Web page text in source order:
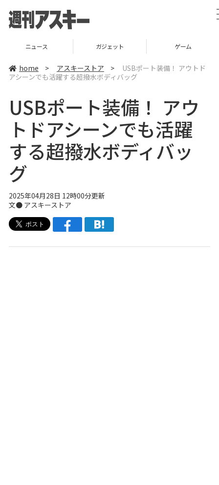
ガジェット ゲーム グルメ
home > アスキーストア >
USBポート装備！ アウトド
アシーンでも活躍する超撥水ボディバッグ
USBポート装備！ アウ
トドアシーンでも活躍
する超撥水ボディバッ
グ
2025年04月28日 12時00分更新
文● アスキーストア